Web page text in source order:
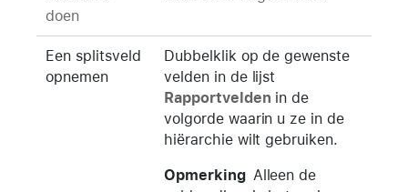
doen
Een splitsveld
opnemen
Dubbelklik op de gewenste
velden in de lijst
Rapportvelden in de
volgorde waarin u ze in de
hiërarchie wilt gebruiken.
Opmerking Alleen de